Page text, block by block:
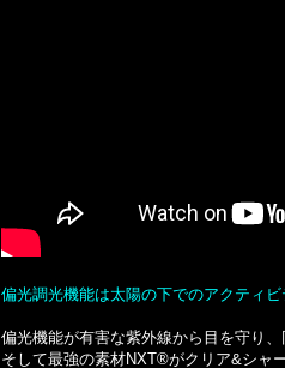
偏光調光機能は太陽の下でのアクティ
偏光機能が有害な紫外線から目を守り
そして最強の素材NXT®がクリア&シャ